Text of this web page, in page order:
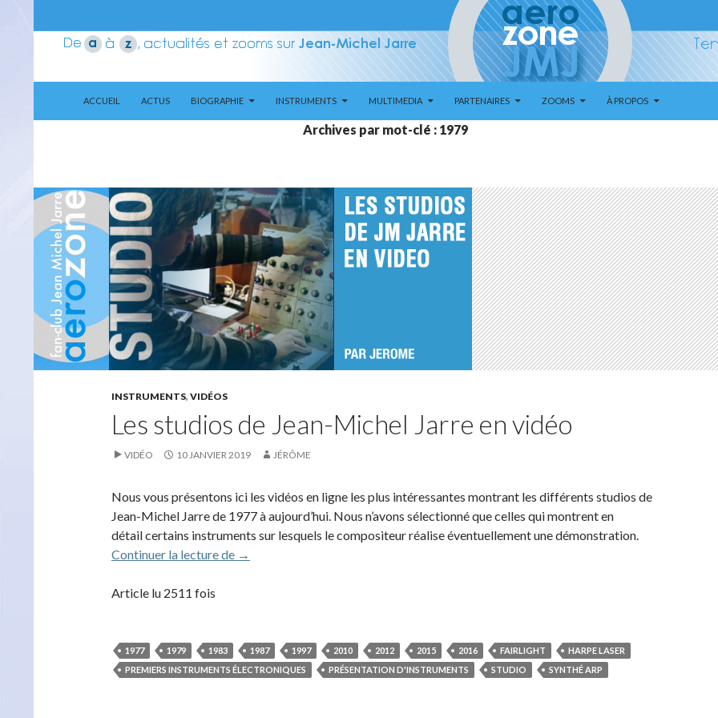
Aerozone JMJ
ACCUEIL
ACTUS BIOGRAPHIE INSTRUMENTS MULTIMEDIA PARTENAIRES ZOOMS À PROPOS
Archives par mot-clé : 1979
INSTRUMENTS, VIDÉOS
Les studios de Jean-Michel Jarre en vidéo
VIDÉO 10 JANVIER 2019 JÉRÔME
Nous vous présentons ici les vidéos en ligne les plus intéressantes montrant les différents studios de
Jean-Michel Jarre de 1977 à aujourd’hui. Nous n’avons sélectionné que celles qui montrent en
détail certains instruments sur lesquels le compositeur réalise éventuellement une démonstration.
Continuer la lecture de Les studios de Jean-Michel Jarre en vidéo
→
Article lu 2511 fois
1977 1979 1983 1987 1997 2010 2012 2015 2016 FAIRLIGHT
HARPE LASER
PREMIERS INSTRUMENTS ÉLECTRONIQUES
PRÉSENTATION D'INSTRUMENTS STUDIO SYNTHÉ ARP